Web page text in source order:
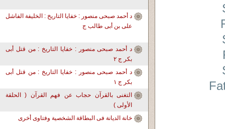
د أحمد صبحى منصور : خفايا التاريخ : الخليفة الفاشل
على بن أبى طالب ج
د أحمد صبحى منصور : خفايا التاريخ : من قتل أبى
بكر ج ٢
د أحمد صبحى منصور : خفايا التاريخ : من قتل أبى
بكر ج ١
التغنى بالقرآن حجاب عن فهم القرآن ( الحلقة
الأولى )
خانة الديانة فى البطاقة الشخصية وفتاوى أخرى